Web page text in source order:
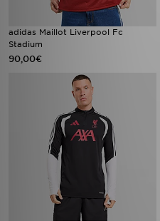
adidas Maillot Liverpool Fc
Stadium
90,00€